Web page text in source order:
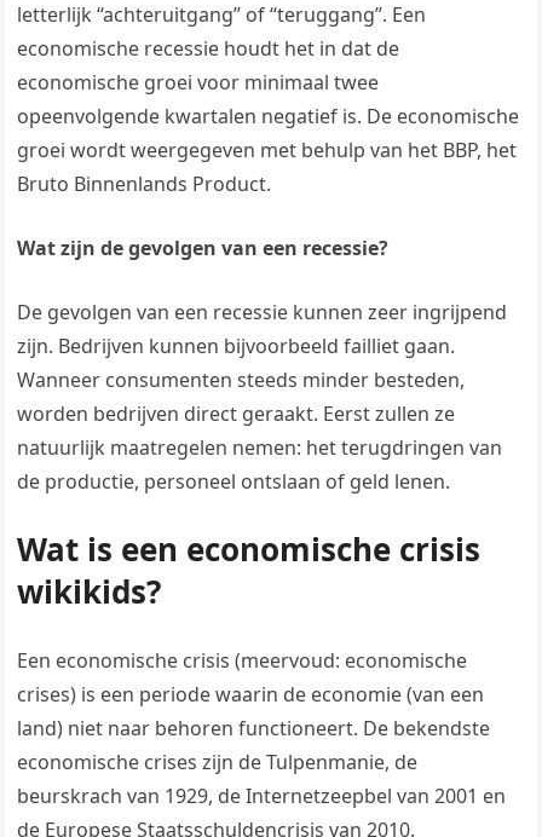
letterlijk “achteruitgang” of “teruggang”. Een
economische recessie houdt het in dat de
economische groei voor minimaal twee
opeenvolgende kwartalen negatief is. De economische
groei wordt weergegeven met behulp van het BBP, het
Bruto Binnenlands Product.
Wat zijn de gevolgen van een recessie?
De gevolgen van een recessie kunnen zeer ingrijpend
zijn. Bedrijven kunnen bijvoorbeeld failliet gaan.
Wanneer consumenten steeds minder besteden,
worden bedrijven direct geraakt. Eerst zullen ze
natuurlijk maatregelen nemen: het terugdringen van
de productie, personeel ontslaan of geld lenen.
Wat is een economische crisis
wikikids?
Een economische crisis (meervoud: economische
crises) is een periode waarin de economie (van een
land) niet naar behoren functioneert. De bekendste
economische crises zijn de Tulpenmanie, de
beurskrach van 1929, de Internetzeepbel van 2001 en
de Europese Staatsschuldencrisis van 2010.